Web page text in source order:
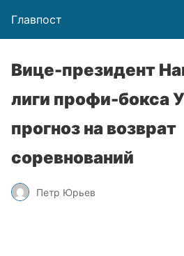
Главпост
Вице-президент
лиги профи-бокса
прогноз на возврат
соревнований
Петр Юрьев